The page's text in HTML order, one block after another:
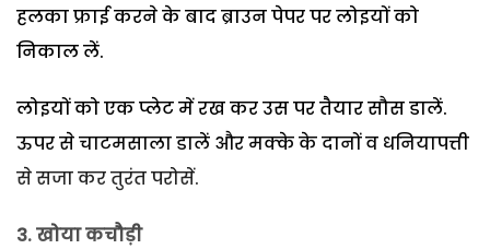
हलका फ्राई करने के बाद ब्राउन पेपर पर लोइयों को
निकाल लें.
लोइयों को एक प्लेट में रख कर उस पर तैयार सौस डालें.
ऊपर से चाटमसाला डालें और मक्के के दानों व धनियापत्ती
से सजा कर तुरंत परोसें.
3. खोया कचौड़ी